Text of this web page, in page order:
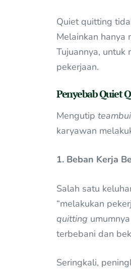
Quiet quitting
Melainkan hanya
Tujuannya, untuk
pekerjaan.
Penyebab Quiet
Mengutip
karyawan
1. Beban Kerja
Salah satu
“melakukan
quitting
terbebani dan
Seringkali,